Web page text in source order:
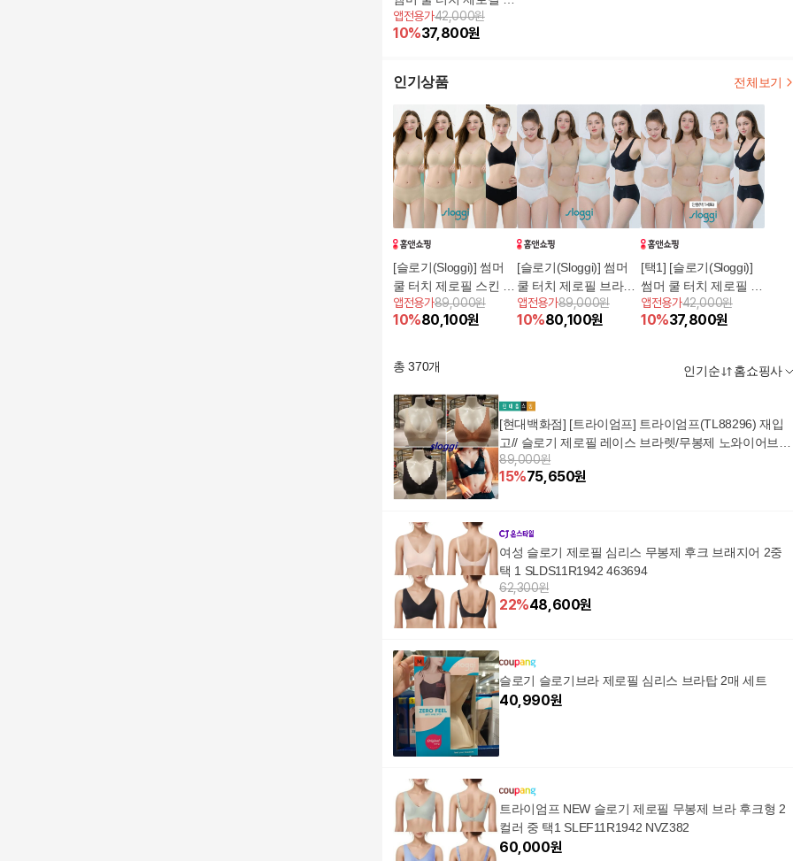
라팬티 (1세트/ 런닝형)
앱전용가42,000원
10%37,800원
인기상품 전체보기
[슬로기(Sloggi)] 썸머
쿨 터치 제로필 스킨 브
라팬티 (4세트/ 스트랩
형)
앱전용가89,000원
10%80,100원
[슬로기(Sloggi)] 썸머
쿨 터치 제로필 브라팬
티 (4세트/ 런닝형)
앱전용가89,000원
10%80,100원
[택1] [슬로기(Sloggi)]
썸머 쿨 터치 제로필 브
라팬티 (1세트/ 런닝형)
앱전용가42,000원
10%37,800원
총370개 인기순 홈쇼핑사
[현대백화점] [트라이엄프] 트라이엄프(TL88296) 재입
고// 슬로기 제로필 레이스 브라렛/무봉제 노와이어브라
TL882966
89,000원
15%75,650원
여성 슬로기 제로필 심리스 무봉제 후크 브래지어 2중
택 1 SLDS11R1942 463694
62,300원
22%48,600원
슬로기 슬로기브라 제로필 심리스 브라탑 2매 세트
40,990원
트라이엄프 NEW 슬로기 제로필 무봉제 브라 후크형 2
컬러 중 택1 SLEF11R1942 NVZ382
60,000원